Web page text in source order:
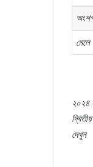
মেলে
২০২৪
দ্বিতীয়
দেখুন